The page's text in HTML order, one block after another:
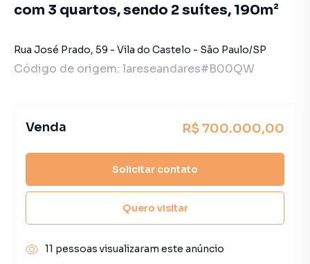
com 3 quartos, sendo 2 suítes, 190m²
Rua José Prado, 59 - Vila do Castelo - São Paulo/SP
Código de origem: lareseandares#B00QW
Venda R$ 700.000,00
Solicitar contato
Quero visitar
11 pessoas visualizaram este anúncio